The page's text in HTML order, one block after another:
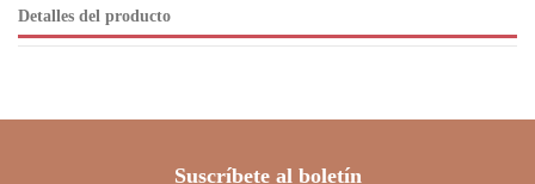
Detalles del producto
Suscríbete al boletín